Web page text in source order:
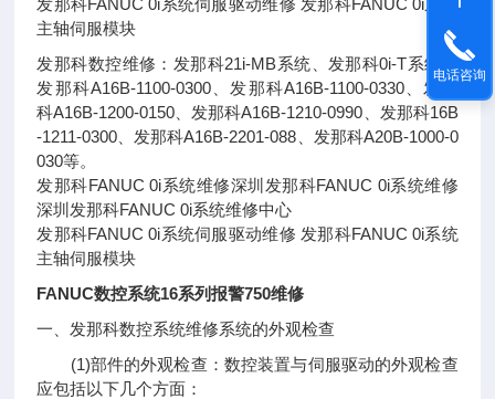
发那科FANUC 0i系统伺服驱动维修 发那科FANUC 0i系统
主轴伺服模块
发那科数控维修：发那科21i-MB系统、发那科0i-T系统、
发那科A16B-1100-0300、发那科A16B-1100-0330、发那
科A16B-1200-0150、发那科A16B-1210-0990、发那科16B
-1211-0300、发那科A16B-2201-088、发那科A20B-1000-0
030等。
发那科FANUC 0i系统维修深圳发那科FANUC 0i系统维修
深圳发那科FANUC 0i系统维修中心
发那科FANUC 0i系统伺服驱动维修 发那科FANUC 0i系统
主轴伺服模块
FANUC数控系统16系列报警750维修
一、发那科数控系统维修系统的外观检查
(1)部件的外观检查：数控装置与伺服驱动的外观检查
应包括以下几个方面：
电话咨询